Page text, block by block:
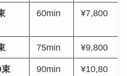
60min ¥7,800
75min ¥9,800
90min
¥10,80